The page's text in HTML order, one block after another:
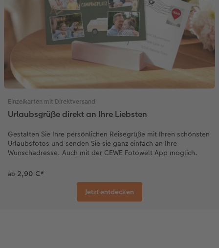
Einzelkarten mit Direktversand
Urlaubsgrüße direkt an Ihre Liebsten
Gestalten Sie Ihre persönlichen Reisegrüße mit Ihren schönsten
Urlaubsfotos und senden Sie sie ganz einfach an Ihre
Wunschadresse. Auch mit der CEWE Fotowelt App möglich.
ab 2,90 €*
Jetzt entdecken